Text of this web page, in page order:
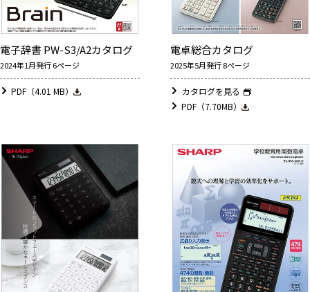
電子辞書 PW-S3/A2カタログ
2024年1月発行 6ページ
PDF（4.01 MB）
電卓総合カタログ
2025年5月発行 8ページ
カタログを見る
PDF（7.70MB）